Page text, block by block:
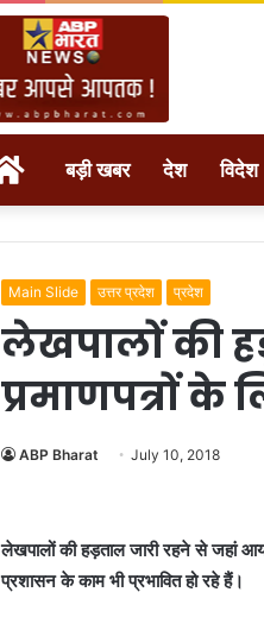
होम बड़ी खबर देश विदेश
Main Slide उत्तर प्रदेश प्रदेश
लेखपालों की
प्रमाणपत्रों के
ABP Bharat July 10, 2018
लेखपालों की हड़ताल जारी रहने से जहां
प्रशासन के काम भी प्रभावित हो रहे हैं।